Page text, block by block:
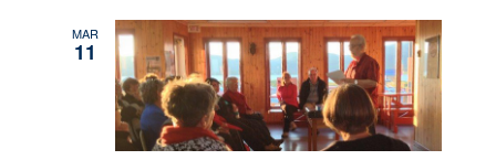
MAR
11